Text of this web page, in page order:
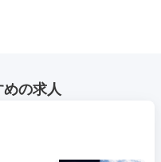
の求人